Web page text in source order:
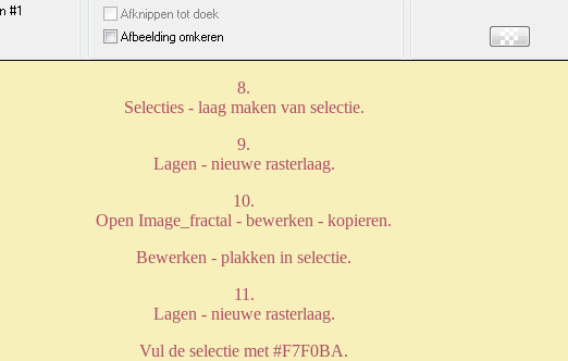
8.
Selecties - laag maken van selectie.
9.
Lagen - nieuwe rasterlaag.
10.
Open Image_fractal - bewerken - kopieren.
Bewerken - plakken in selectie.
11.
Lagen - nieuwe rasterlaag.
Vul de selectie met #F7F0BA.